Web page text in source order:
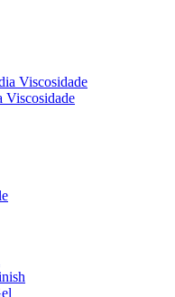
Viscosidade
Viscosidade